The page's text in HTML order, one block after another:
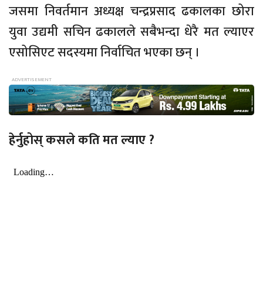
जसमा निवर्तमान अध्यक्ष चन्द्रप्रसाद ढकालका छोरा
युवा उद्यमी सचिन ढकालले सबैभन्दा धेरै मत ल्याएर
एसोसिएट सदस्यमा निर्वाचित भएका छन् ।
हेर्नुहोस् कसले कति मत ल्याए ?